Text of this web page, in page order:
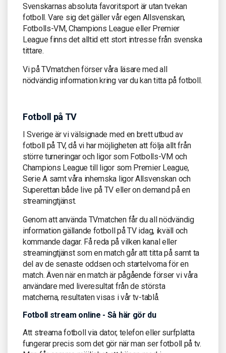
Svenskarnas absoluta favoritsport är utan tvekan
fotboll. Vare sig det gäller vår egen Allsvenskan,
Fotbolls-VM, Champions League eller Premier
League finns det alltid ett stort intresse från svenska
tittare.
Vi på TVmatchen förser våra läsare med all
nödvändig information kring var du kan titta på fotboll.
Fotboll på TV
I Sverige är vi välsignade med en brett utbud av
fotboll på TV, då vi har möjligheten att följa allt från
större turneringar och ligor som Fotbolls-VM och
Champions League till ligor som Premier League,
Serie A samt våra inhemska ligor Allsvenskan och
Superettan både live på TV eller on demand på en
streamingtjänst.
Genom att använda TVmatchen får du all nödvändig
information gällande fotboll på TV idag, ikväll och
kommande dagar. Få reda på vilken kanal eller
streamingtjänst som en match går att titta på samt ta
del av de senaste oddsen och startelvorna för en
match. Även när en match är pågående förser vi våra
användare med liveresultat från de största
matcherna, resultaten visas i vår tv-tablå.
Fotboll stream online - Så här gör du
Att streama fotboll via dator, telefon eller surfplatta
fungerar precis som det gör när man ser fotboll på tv.